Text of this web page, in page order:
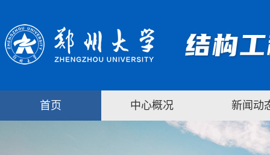
首页 中心概况 新闻动